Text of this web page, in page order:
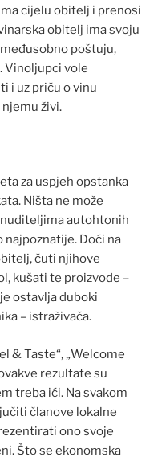
cijelu obitelj i prenosi
obitelj ima svoju
poštuju,
Vinoljupci vole
i uz priču o vinu
živi.
za uspjeh opstanka
Ništa ne može
autohtonih
najpoznatije. Doći na
čuti njihove
kušati te proizvode –
ostavlja duboki
– istraživača.
& Taste“, „Welcome
rezultate su
treba ići. Na svakom
članove lokalne
ono svoje
Što se ekonomska